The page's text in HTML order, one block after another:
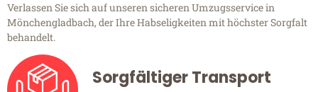
Verlassen Sie sich auf unseren sicheren Umzugsservice in
Mönchengladbach, der Ihre Habseligkeiten mit höchster Sorgfalt
behandelt.
Sorgfältiger Transport